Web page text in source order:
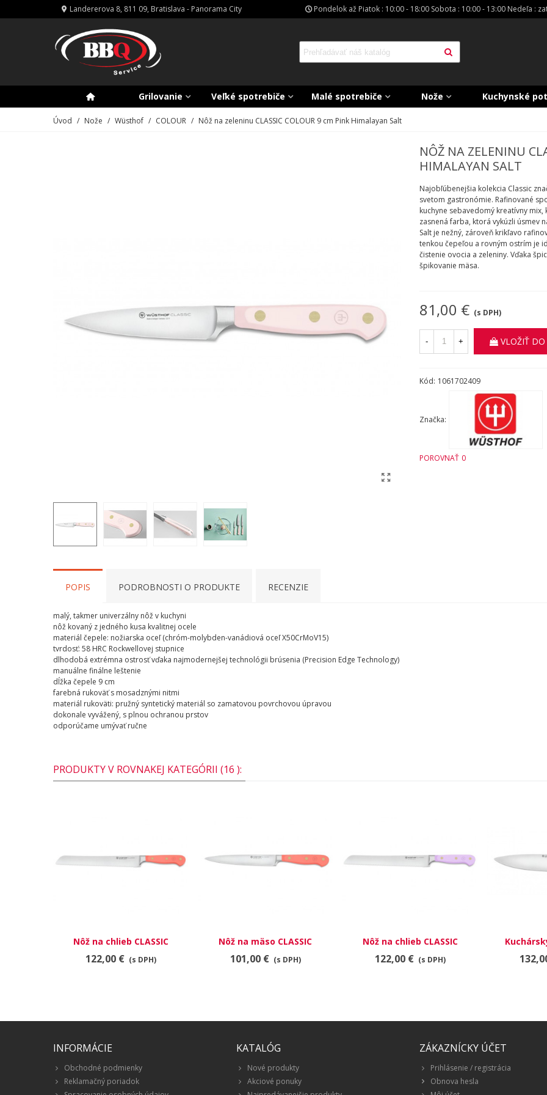
Landererova 8, 811 09, Bratislava - Panorama City Pondelok až Piatok : 10:00 - 18:00 Sobota : 10:00 - 13:00 Nedeľa :
Grilovanie Veľké spotrebiče Malé spotrebiče Nože Kuchynské
Úvod / Nože / Wüsthof / COLOUR / Nôž na zeleninu CLASSIC COLOUR 9 cm Pink Himalayan Salt
NÔŽ NA ZELENINU
HIMALAYAN SALT
Najobľúbenejšia kolekcia Classic
svetom gastronómie. Rafinované
kuchyne sebavedomý kreatívny
zasnená farba, ktorá vykúzli úsmev
Salt je nežný, zároveň krikľavo
tenkou čepeľou a rovným ostrím je
čistenie ovocia a zeleniny. Vďaka
špikovanie mäsa.
81,00 € (s DPH)
- + VLOŽIŤ
Kód: 1061702409
Značka:
POROVNAŤ 0
POPIS PODROBNOSTI O PRODUKTE RECENZIE
malý, takmer univerzálny nôž v kuchyni
nôž kovaný z jedného kusa kvalitnej ocele
materiál čepele: nožiarska oceľ (chróm-molybden-vanádiová oceľ X50CrMoV15)
tvrdosť: 58 HRC Rockwellovej stupnice
dlhodobá extrémna ostrosť vďaka najmodernejšej technológii brúsenia (Precision Edge Technology)
manuálne finálne leštenie
dĺžka čepele 9 cm
farebná rukoväť s mosadznými nitmi
materiál rukoväti: pružný syntetický materiál so zamatovou povrchovou úpravou
dokonale vyvážený, s plnou ochranou prstov
odporúčame umývať ručne
PRODUKTY V ROVNAKEJ KATEGÓRII (16 ):
Nôž na chlieb CLASSIC
COLOUR 23 cm Coral Peach
122,00 € (s DPH)
Nôž na mäso CLASSIC
COLOUR 16 cm Coral Peach
101,00 € (s DPH)
Nôž na chlieb CLASSIC
COLOUR 23 cm Purple Yam
122,00 € (s DPH)
COLOUR
INFORMÁCIE
Obchodné podmienky
Reklamačný poriadok
KATALÓG
Nové produkty
Akciové ponuky
ZÁKAZNÍCKY ÚČET
Prihlásenie / registrácia
Obnova hesla